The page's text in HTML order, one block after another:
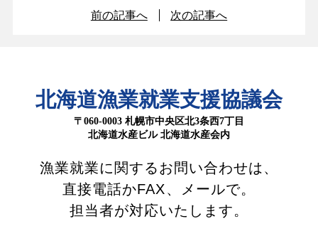
前の記事へ 次の記事へ
北海道漁業就業支援協議会
〒060-0003 札幌市中央区北3条西7丁目
北海道水産ビル 北海道水産会内
漁業就業に関するお問い合わせは、
直接電話かFAX、メールで。
担当者が対応いたします。